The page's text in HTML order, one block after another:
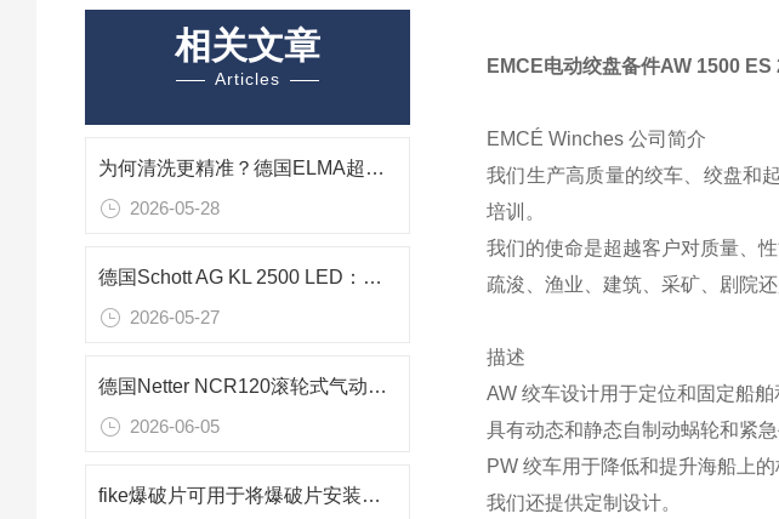
相关文章
Articles
为何清洗更精准？德国ELMA超声波清洗机可控超声空化结构的动态调控
2026-05-28
德国Schott AG KL 2500 LED：免维护高精度冷光源
2026-05-27
德国Netter NCR120滚轮式气动旋转振动器｜料仓专用快速启停破拱助流设备
2026-06-05
fike爆破片可用于将爆破片安装在压力容器或管道上
EMCE电动绞盘备件AW 1500 ES
EMCÉ Winches 公司简介
我们生产高质量的绞车、绞盘和
培训。
我们的使命是超越客户对质量、
疏浚、渔业、建筑、采矿、剧院
描述
AW 绞车设计用于定位和固定船
具有动态和静态自制动蜗轮和紧
PW 绞车用于降低和提升海船上
我们还提供定制设计。